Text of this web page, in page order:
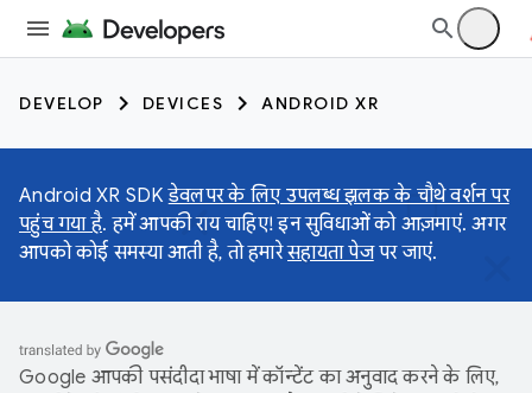
DEVELOP DEVICES ANDROID XR
Android XR SDKडेवलपर के लिए उपलब्ध झलक के चौथे वर्शन पर
पहुंच गया है. हमें आपकी राय चाहिए! इन सुविधाओं को आज़माएं. अगर
आपको कोई समस्या आती है, तो हमारेसहायता पेजपर जाएं.
Google आपकी पसंदीदा भाषा में कॉन्टेंट का अनुवाद करने के लिए,